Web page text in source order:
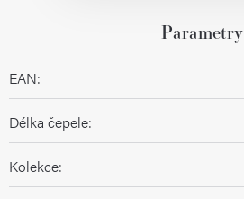
Parametry
EAN:
Délka čepele:
Kolekce: